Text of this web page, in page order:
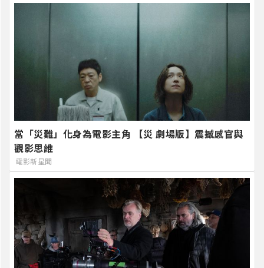
當「災難」化身為電影主角 【災 劇場版】震撼感官與
觀影思維
電影新星聞